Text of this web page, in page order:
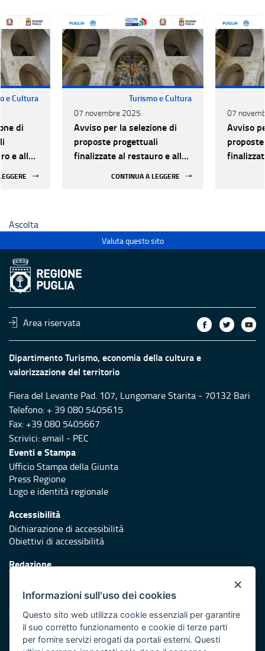
e Cultura
di
e alla
Turismo e Cultura
07 novembre 2025
Avviso per la selezione di
proposte progettuali
finalizzate al restauro e alla
CONTINUA A LEGGERE
07
Avviso
Ascolta
Valuta questo sito
Area riservata
Dipartimento Turismo, economia della cultura e
valorizzazione del territorio
Fiera del Levante Pad. 107, Lungomare Starita - 70132 Bari
Telefono: + 39 080 5405615
Fax: +39 080 5405667
Scrivici:email - PEC
Eventi e Stampa
Ufficio Stampa della Giunta
Press Regione
Logo e identità regionale
Accessibilità
Dichiarazione di accessibilità
Obiettivi di accessibilità
Redazione
Protezione civile
Vai al sito di Protezione Civile Puglia
Iniziativa finanziata con risorse del POR Puglia 2014/2020 -
×
Informazioni sull'uso dei cookies
Questo sito web utilizza cookie essenziali per garantire
il suo corretto funzionamento e cookie di terze parti
per fornire servizi erogati da portali esterni. Questi